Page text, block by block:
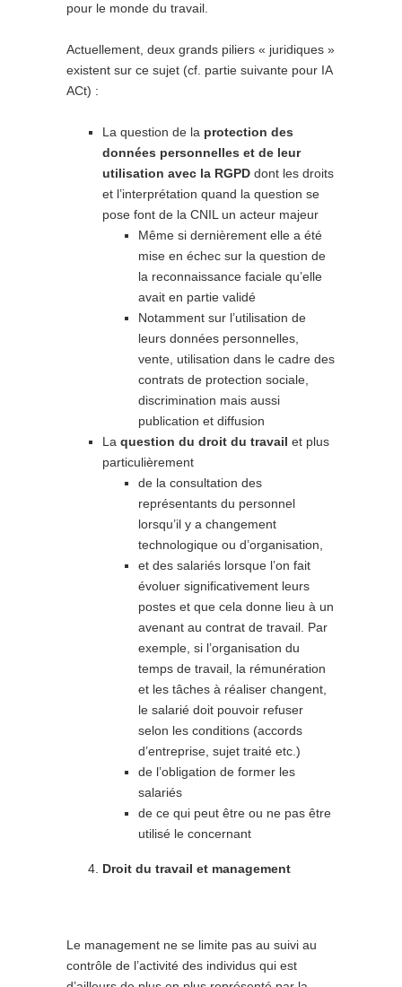
pour le monde du travail.
Actuellement, deux grands piliers « juridiques »
existent sur ce sujet (cf. partie suivante pour IA
ACt) :
La question de la protection des
données personnelles et de leur
utilisation avec la RGPD dont les droits
et l’interprétation quand la question se
pose font de la CNIL un acteur majeur
Même si dernièrement elle a été
mise en échec sur la question de
la reconnaissance faciale qu’elle
avait en partie validé
Notamment sur l’utilisation de
leurs données personnelles,
vente, utilisation dans le cadre des
contrats de protection sociale,
discrimination mais aussi
publication et diffusion
La question du droit du travail et plus
particulièrement
de la consultation des
représentants du personnel
lorsqu’il y a changement
technologique ou d’organisation,
et des salariés lorsque l’on fait
évoluer significativement leurs
postes et que cela donne lieu à un
avenant au contrat de travail. Par
exemple, si l’organisation du
temps de travail, la rémunération
et les tâches à réaliser changent,
le salarié doit pouvoir refuser
selon les conditions (accords
d’entreprise, sujet traité etc.)
de l’obligation de former les
salariés
de ce qui peut être ou ne pas être
utilisé le concernant
Droit du travail et management
Le management ne se limite pas au suivi au
contrôle de l’activité des individus qui est